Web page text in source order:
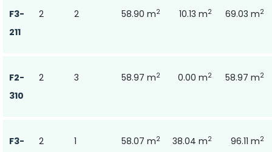
F3-
211
2 2 58.90 m2 10.13 m2 69.03 m2
F2-
310
2 3 58.97 m2 0.00 m2 58.97 m2
F3-
2 1 58.07 m2 38.04 m2 96.11 m2